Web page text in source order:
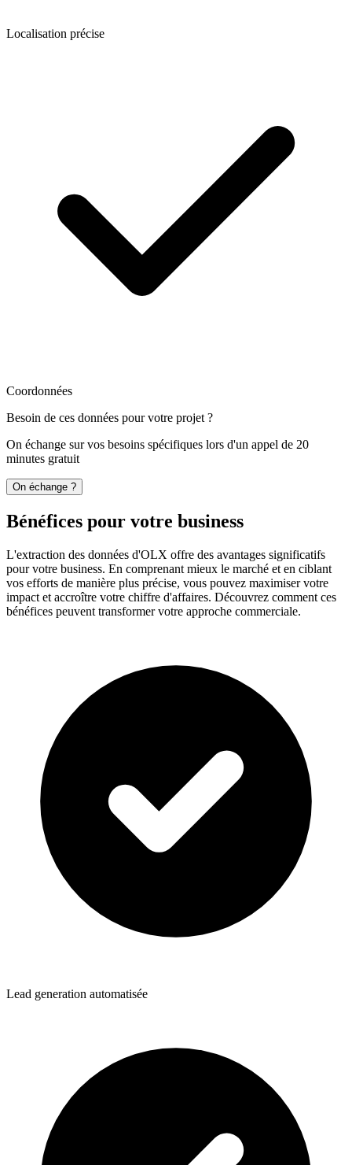
Localisation précise
Coordonnées
Besoin de ces données pour votre projet ?
On échange sur vos besoins spécifiques lors d'un appel de 20
minutes gratuit
On échange ?
Bénéfices pour votre business
L'extraction des données d'OLX offre des avantages significatifs
pour votre business. En comprenant mieux le marché et en ciblant
vos efforts de manière plus précise, vous pouvez maximiser votre
impact et accroître votre chiffre d'affaires. Découvrez comment ces
bénéfices peuvent transformer votre approche commerciale.
Lead generation automatisée